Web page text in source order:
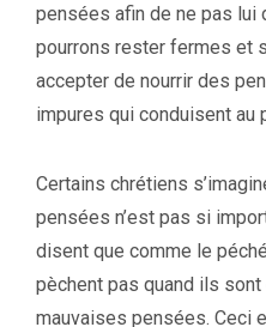
pensées afin de ne pas lui
pourrons rester fermes et
accepter de nourrir des
impures qui conduisent au
Certains chrétiens
pensées n’est pas si
disent que comme le
pèchent pas quand ils
mauvaises pensées. Ceci